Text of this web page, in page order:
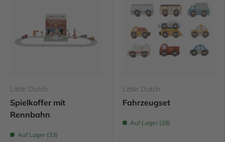
Little Dutch
Spielkoffer mit
Rennbahn
Auf Lager (33)
Little Dutch
Fahrzeugset
Auf Lager (28)